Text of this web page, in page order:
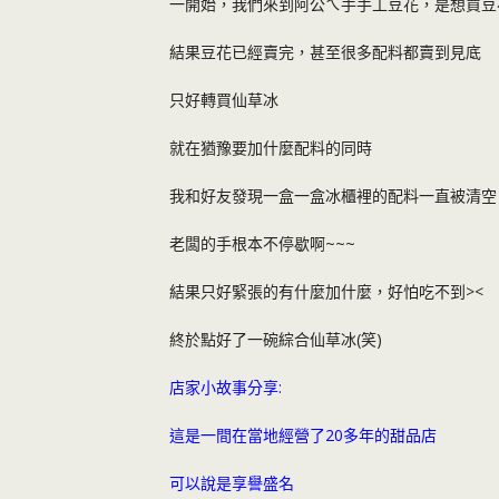
結果豆花已經賣完，甚至很多配料都賣到見底
只好轉買仙草冰
就在猶豫要加什麼配料的同時
我和好友發現一盒一盒冰櫃裡的配料一直被清空
老闆的手根本不停歇啊~~~
結果只好緊張的有什麼加什麼，好怕吃不到><
終於點好了一碗綜合仙草冰(笑)
店家小故事分享:
這是一間在當地經營了20多年的甜品店
可以說是享譽盛名